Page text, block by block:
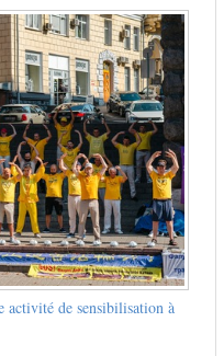
activité de sensibilisation à